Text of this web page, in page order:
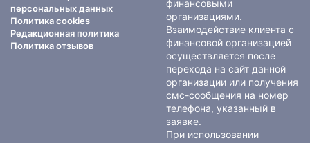
персональных данных
Политика cookies
Редакционная политика
Политика отзывов
финансовыми
организациями.
Взаимодействие клиента с
финансовой организацией
осуществляется после
перехода на сайт данной
организации или получения
смс-сообщения на номер
телефона, указанный в
заявке.
При использовании